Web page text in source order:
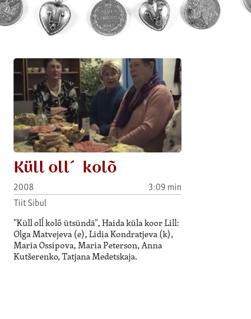
Küll oll´ kolõ
2008
3:09 min
Tiit Sibul
"Küll olĺ kolõ ütsündä", Haida küla koor Lill:
Olga Matvejeva (e), Lidia Kondratjeva (k),
Maria Ossipova, Maria Peterson, Anna
Kutšerenko, Tatjana Medetskaja.